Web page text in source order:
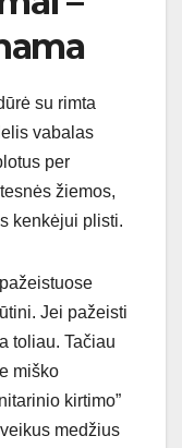
su rimta
vabalas
per
žiemos,
kenkėjui plisti.
Jei pažeisti
toliau. Tačiau
miško
kirtimo”
medžius